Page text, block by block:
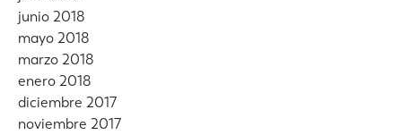
junio 2018
mayo 2018
marzo 2018
enero 2018
diciembre 2017
noviembre 2017